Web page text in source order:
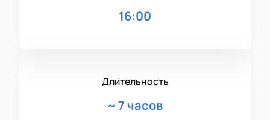
16:00
Длительность
~ 7 часов